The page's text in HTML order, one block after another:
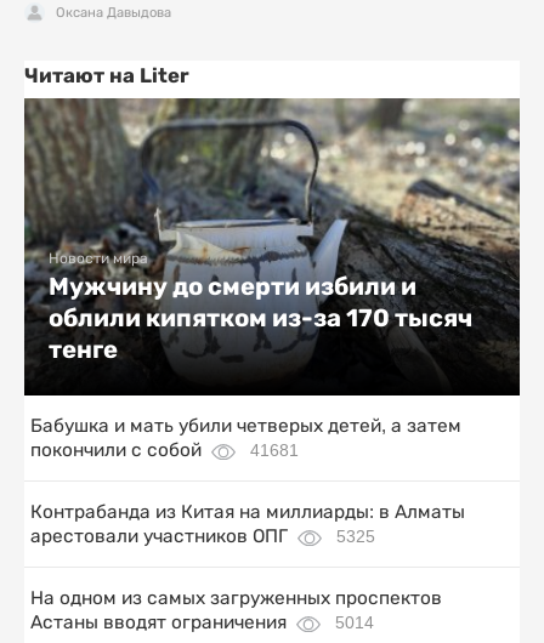
Оксана Давыдова
Читают на Liter
Новости мира
Мужчину до смерти избили и
облили кипятком из-за 170 тысяч
тенге
Бабушка и мать убили четверых детей, а затем
покончили с собой
41681
Контрабанда из Китая на миллиарды: в Алматы
арестовали участников ОПГ
5325
На одном из самых загруженных проспектов
Астаны вводят ограничения
5014